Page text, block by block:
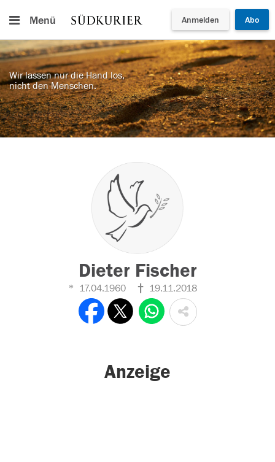
Menü Anmelden Abo
Wir lassen nur die Hand los,
nicht den Menschen.
Dieter Fischer
17.04.1960 19.11.2018
Anzeige